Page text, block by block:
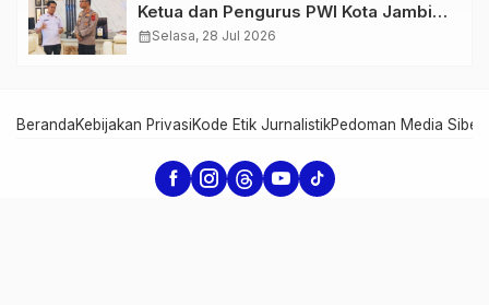
Ketua dan Pengurus PWI Kota Jambi
Perkuat Sinergi dan Kolaborasi
calendar_monthSelasa, 28 Jul 2026
BerandaKebijakan PrivasiKode Etik JurnalistikPedoman Media Siber